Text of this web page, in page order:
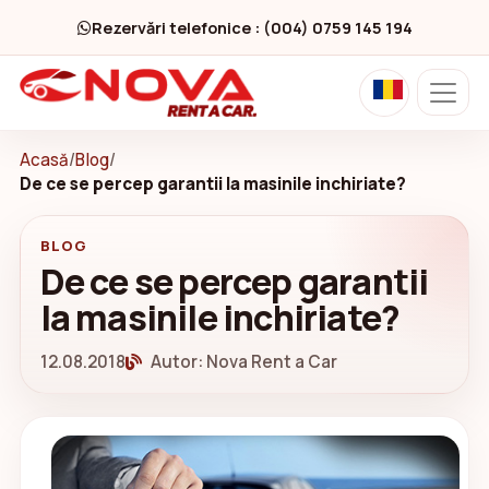
Rezervări telefonice : (004) 0759 145 194
Acasă/Blog/
De ce se percep garantii la masinile inchiriate?
BLOG
De ce se percep garantii
la masinile inchiriate?
12.08.2018 Autor: Nova Rent a Car